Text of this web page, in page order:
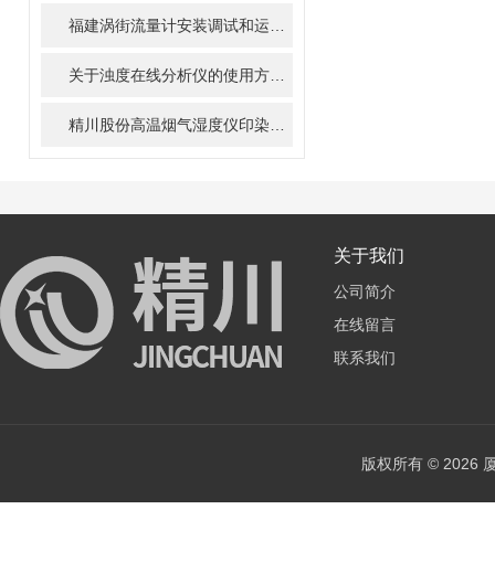
关于我们
公司简介
在线留言
联系我们
版权所有 © 2026